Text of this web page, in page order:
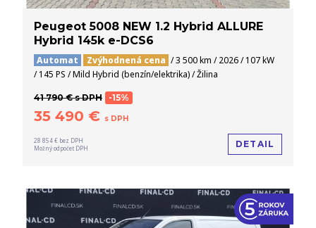
Peugeot 5008 NEW 1.2 Hybrid ALLURE
Hybrid 145k e-DCS6
Automat Zvýhodnená cena / 3 500 km / 2026 / 107 kW
/ 145 PS / Mild Hybrid (benzín/elektrika) / Žilina
41 790 € s DPH -15%
35 490 € s DPH
28 854 € bez DPH
Možný odpočet DPH
DETAIL